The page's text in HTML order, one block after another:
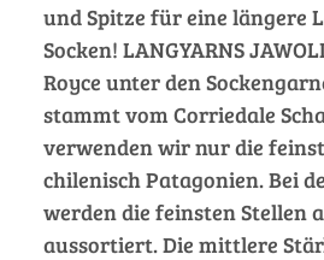
und Spitze für eine längere
Socken! LANGYARNS
Royce unter den
stammt vom Corriedale
verwenden wir nur die
chilenisch Patagonien. Bei
werden die feinsten Stellen
aussortiert. Die mittlere